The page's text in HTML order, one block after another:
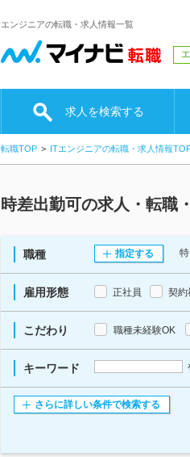
エンジニアの転職・求人情報一覧
求人を検索する
転職TOP ITエンジニアの転職・求人情報
時差出勤可の求人・転職
職種 指定する
雇用形態 正社員 契約
こだわり 職種未経験OK
キーワード
さらに詳しい条件で検索する